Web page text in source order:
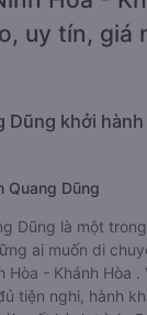
uy tín, giá
Dũng khởi
Quang Dũng
Dũng là một
ai muốn di
Hòa - Khánh Hòa .
tiện nghi, hành